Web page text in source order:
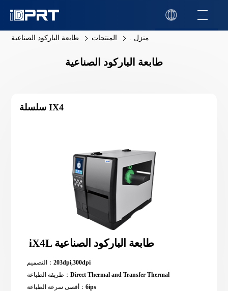
منزل . المنتجات طابعة الباركود الصناعية
طابعة الباركود الصناعية
سلسلة IX4
iX4L طابعة الباركود الصناعية
التصميم：203dpi,300dpi
طريقة الطباعة：Direct Thermal and Transfer Thermal
أقصى سرعة الطباعة：6ips